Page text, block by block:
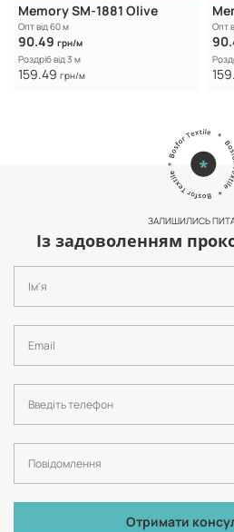
Memory SM-1881 Olive
Опт від 60 м
90.49 грн/м
Роздріб від 3 м
159.49 грн/м
Опт
ЗАЛИШИЛИСЬ
Із задоволенням
Отримати